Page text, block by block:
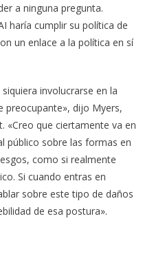
a ninguna pregunta.
haría cumplir su política de
un enlace a la política en sí
involucrarse en la
preocupante», dijo Myers,
«Creo que ciertamente va en
público sobre las formas en
como si realmente
Si cuando entras en
sobre este tipo de daños
de esa postura».